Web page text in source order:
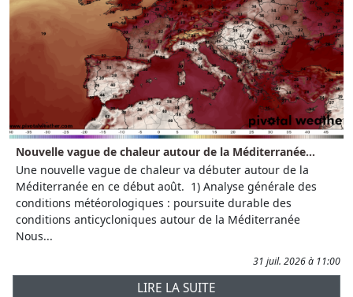
Nouvelle vague de chaleur autour de la Méditerranée...
Une nouvelle vague de chaleur va débuter autour de la
Méditerranée en ce début août. 1) Analyse générale des
conditions météorologiques : poursuite durable des
conditions anticycloniques autour de la Méditerranée
Nous...
31 juil. 2026 à 11:00
LIRE LA SUITE